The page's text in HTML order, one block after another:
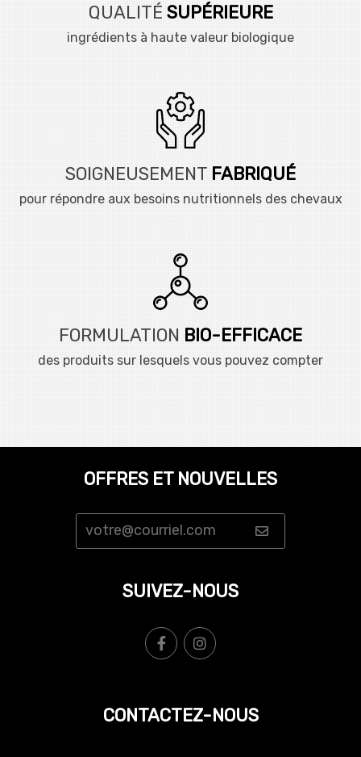
QUALITÉ SUPÉRIEURE
ingrédients à haute valeur biologique
SOIGNEUSEMENT FABRIQUÉ
pour répondre aux besoins nutritionnels des chevaux
FORMULATION BIO-EFFICACE
des produits sur lesquels vous pouvez compter
OFFRES ET NOUVELLES
SUIVEZ-NOUS
CONTACTEZ-NOUS